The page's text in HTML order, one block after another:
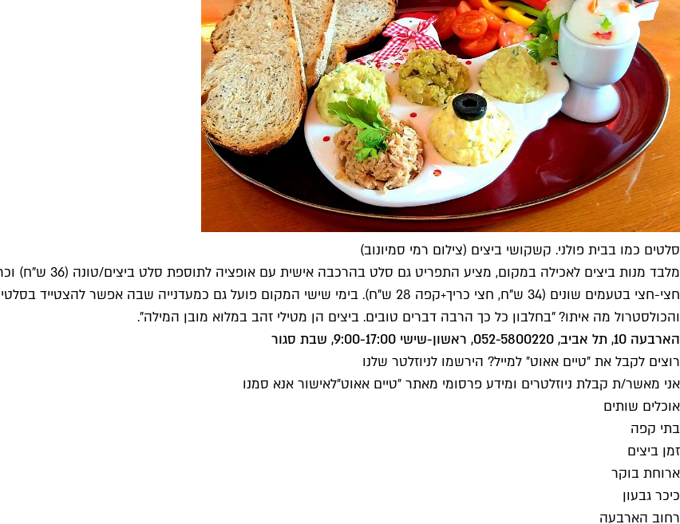
סלטים כמו בבית פולני. קשקושי ביצים (צילום רמי סמיונוב)
מלבד מנות ביצים
חצי-חצי בטעמים שונים (34 ש"ח, חצי כריך+קפה 28 ש"ח). בימי שישי המקום פועל גם כמעדנייה
והכולסטרול מה איתו? "בחלבון כל כך הרבה דברים טובים. ביצים הן מטילי זהב במלוא מובן המילה".
הארבעה 10, תל אביב, 052-5800220, ראשון-שישי 9:00-17:00, שבת סגור
רוצים לקבל את ״טיים אאוט״ למייל? הירשמו לניוזלטר שלנו
אני מאשר/ת קבלת ניוזלטרים ומידע פרסומי מאתר ״טיים אאוט״לאישור אנא סמנו
אוכלים שותים
בתי קפה
זמן ביצים
ארוחת בוקר
כיכר גבעון
רחוב הארבעה